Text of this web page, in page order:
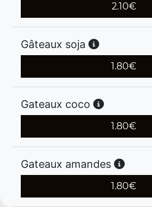
2.10€
Gâteaux soja
1.80€
Gateaux coco
1.80€
Gateaux amandes
1.80€